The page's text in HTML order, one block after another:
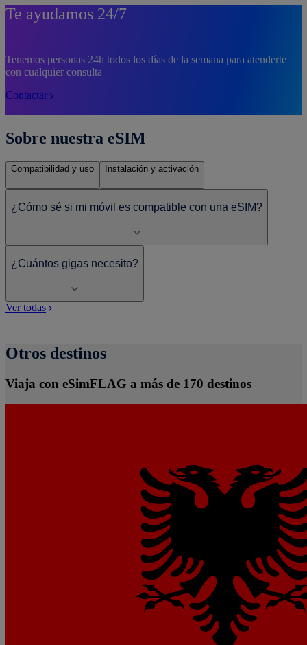
Te ayudamos 24/7
Tenemos personas 24h todos los días de la semana para atenderte
con cualquier consulta
Contactar
Sobre nuestra eSIM
Compatibilidad y uso Instalación y activación
¿Cómo sé si mi móvil es compatible con una eSIM?
¿Cuántos gigas necesito?
Ver todas
Otros destinos
Viaja con eSimFLAG a más de 170 destinos